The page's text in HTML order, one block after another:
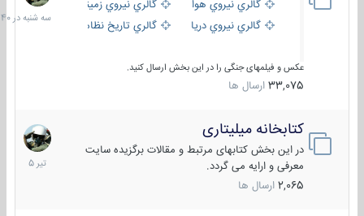
گالري نيروي هوايي
گالري نيروي زميني
گالري نيروي دريايي
گالري تاریخ نظامی
عکس و فیلمهای جنگی را در این بخش ارسال کنید.
33,075 ارسال ها
در
کتابخانه میلیتاری
در این بخش کتابهای مرتبط و مقالات برگزیده سایت
معرفی و ارایه می گردد.
2,065 ارسال ها
16
تیر
1405